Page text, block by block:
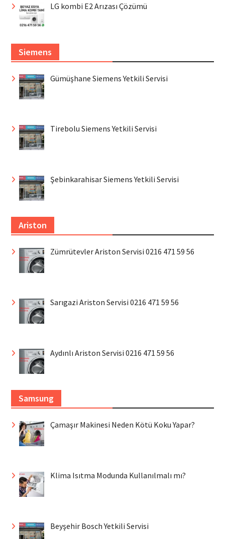
LG kombi E2 Arızası Çözümü
Siemens
Gümüşhane Siemens Yetkili Servisi
Tirebolu Siemens Yetkili Servisi
Şebinkarahisar Siemens Yetkili Servisi
Ariston
Zümrütevler Ariston Servisi 0216 471 59 56
Sarıgazi Ariston Servisi 0216 471 59 56
Aydınlı Ariston Servisi 0216 471 59 56
Samsung
Çamaşır Makinesi Neden Kötü Koku Yapar?
Klima Isıtma Modunda Kullanılmalı mı?
Beyşehir Bosch Yetkili Servisi